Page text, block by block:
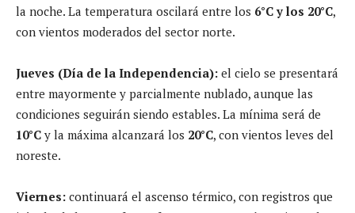
la noche. La temperatura oscilará entre los 6°C y los 20°C,
con vientos moderados del sector norte.
Jueves (Día de la Independencia): el cielo se presentará
entre mayormente y parcialmente nublado, aunque las
condiciones seguirán siendo estables. La mínima será de
10°C y la máxima alcanzará los 20°C, con vientos leves del
noreste.
Viernes: continuará el ascenso térmico, con registros que